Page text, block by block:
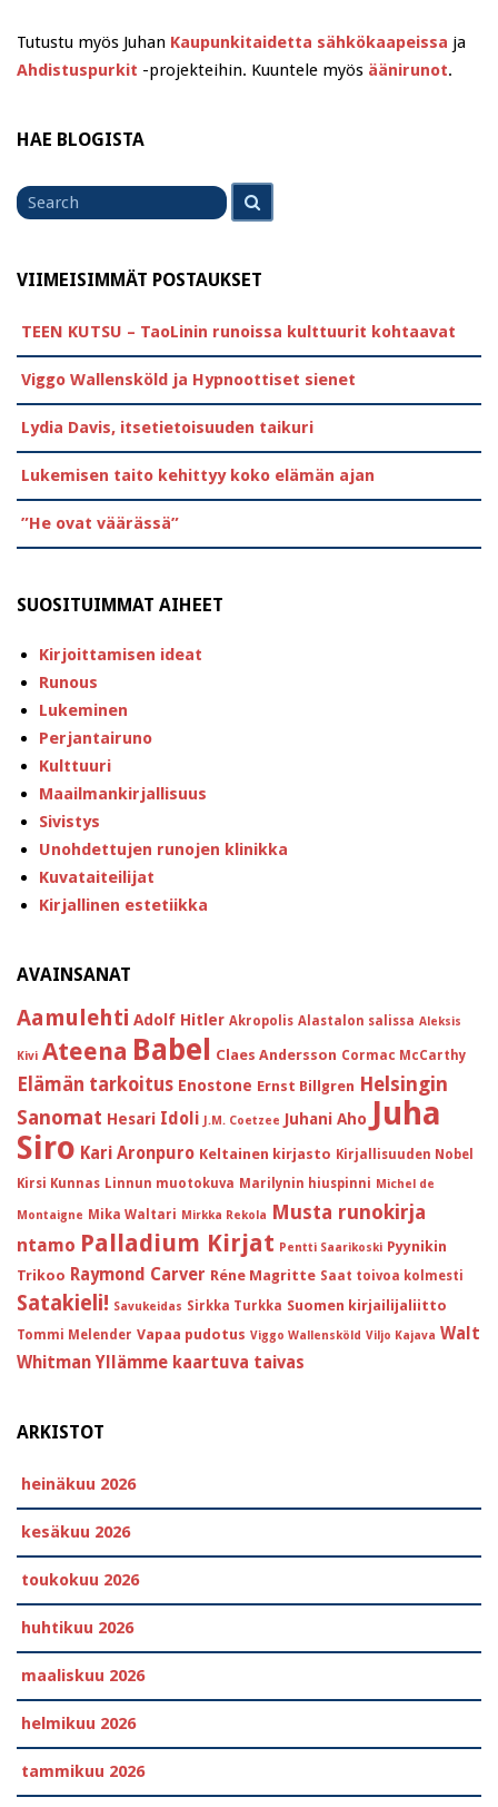
Tutustu myös Juhan Kaupunkitaidetta sähkökaapeissa ja
Ahdistuspurkit -projekteihin. Kuuntele myös äänirunot.
HAE BLOGISTA
Search
for
VIIMEISIMMÄT POSTAUKSET
TEEN KUTSU – TaoLinin runoissa kulttuurit kohtaavat
Viggo Wallensköld ja Hypnoottiset sienet
Lydia Davis, itsetietoisuuden taikuri
Lukemisen taito kehittyy koko elämän ajan
”He ovat väärässä”
SUOSITUIMMAT AIHEET
Kirjoittamisen ideat
Runous
Lukeminen
Perjantairuno
Kulttuuri
Maailmankirjallisuus
Sivistys
Unohdettujen runojen klinikka
Kuvataiteilijat
Kirjallinen estetiikka
AVAINSANAT
Aamulehti Adolf Hitler Akropolis Alastalon salissa Aleksis
Kivi Ateena Babel Claes Andersson Cormac McCarthy
Elämän tarkoitus Enostone Ernst Billgren Helsingin
Sanomat Hesari Idoli J.M. Coetzee Juhani Aho Juha
Siro Kari Aronpuro Keltainen kirjasto Kirjallisuuden Nobel
Kirsi Kunnas Linnun muotokuva Marilynin hiuspinni Michel de
Montaigne Mika Waltari Mirkka Rekola Musta runokirja
ntamo Palladium Kirjat Pentti Saarikoski Pyynikin
Trikoo Raymond Carver Réne Magritte Saat toivoa kolmesti
Satakieli! Savukeidas Sirkka Turkka Suomen kirjailijaliitto
Tommi Melender Vapaa pudotus Viggo Wallensköld Viljo Kajava Walt
Whitman Yllämme kaartuva taivas
ARKISTOT
heinäkuu 2026
kesäkuu 2026
toukokuu 2026
huhtikuu 2026
maaliskuu 2026
helmikuu 2026
tammikuu 2026